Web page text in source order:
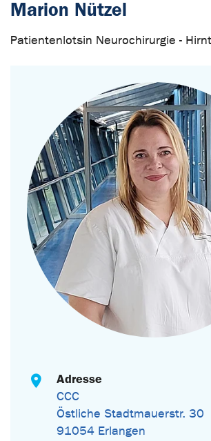
Marion Nützel
Patientenlotsin Neurochirurgie -
Adresse
CCC
Östliche Stadtmauerstr. 30
91054 Erlangen